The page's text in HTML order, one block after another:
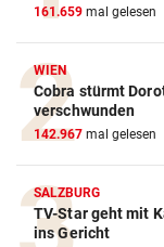
161.659 mal gelesen
WIEN
Cobra stürmt
verschwunden
142.967 mal gelesen
SALZBURG
TV-Star geht mit
ins Gericht